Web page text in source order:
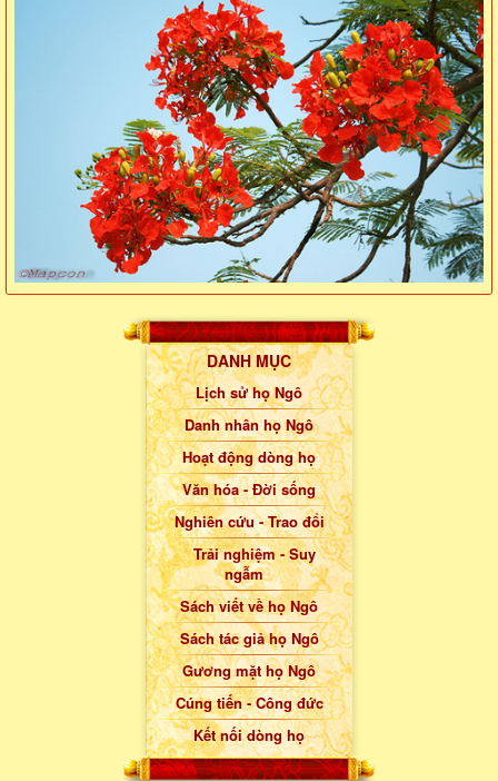
DANH MỤC
Lịch sử họ Ngô
Danh nhân họ Ngô
Hoạt động dòng họ
Văn hóa - Đời sống
Nghiên cứu - Trao đổi
Trải nghiệm - Suy
ngẫm
Sách viết về họ Ngô
Sách tác giả họ Ngô
Gương mặt họ Ngô
Cúng tiến - Công đức
Kết nối dòng họ